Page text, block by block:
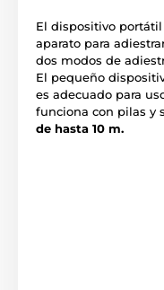
El dispositivo
aparato para
dos modos de
El pequeño
es adecuado para
funciona con pilas y
de hasta 10 m.